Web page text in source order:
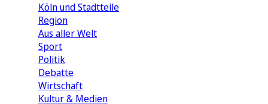
Köln und Stadtteile
Region
Aus aller Welt
Sport
Politik
Debatte
Wirtschaft
Kultur & Medien